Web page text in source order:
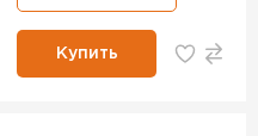
Купить